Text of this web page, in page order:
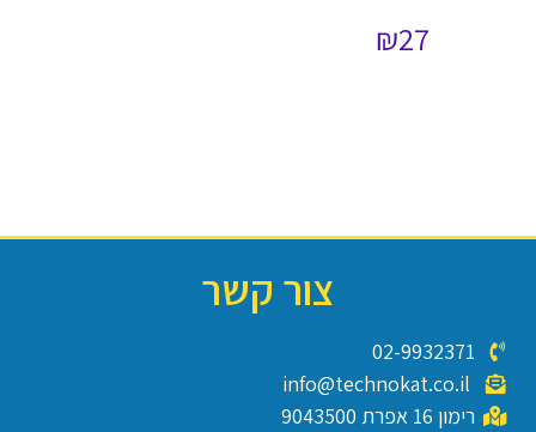
₪27
צור קשר
02-9932371
רימון 16 אפרת 9043500